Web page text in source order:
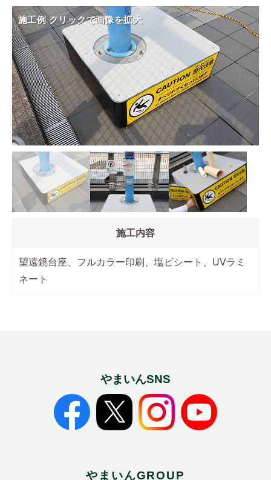
施工例 クリックで画像を拡大
施工内容
望遠鏡台座、フルカラー印刷、塩ビシート、UVラミ
ネート
やまいんSNS
やまいんGROUP